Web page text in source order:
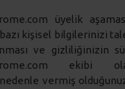
üyelik
kişisel bilgilerinizi
ve gizliliğinizin
ekibi
vermiş